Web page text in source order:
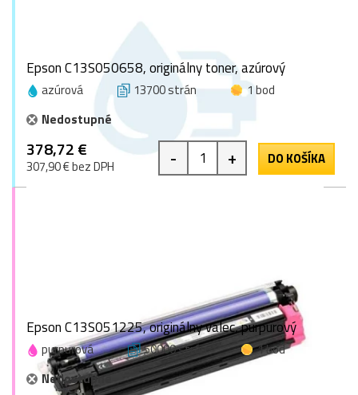
Epson C13S050658, originálny toner, azúrový
azúrová 13700 strán
1 bod
Nedostupné
378,72 €
307,90 € bez DPH - + DO KOŠÍKA
Epson C13S051225, originálny valec, purpurový
purpurová 50000 strán
1 bod
Nedostupné